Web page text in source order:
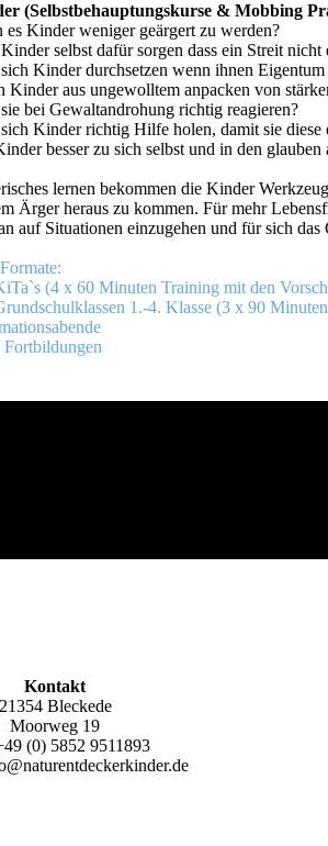
(Selbstbehauptungskurse & Mobbing
es Kinder weniger geärgert zu werden?
selbst dafür sorgen dass ein Streit nicht
Kinder durchsetzen wenn ihnen
Kinder aus ungewolltem anpacken von
bei Gewaltandrohung richtig reagieren?
Kinder richtig Hilfe holen, damit sie diese
besser zu sich selbst und in den glauben
lernen bekommen die Kinder
Ärger heraus zu kommen. Für mehr
auf Situationen einzugehen und für sich
(4 x 60 Minuten Training mit den
1.-4. Klasse (3 x 90
Fortbildungen
Kontakt
21354 Bleckede
Moorweg 19
(0) 5852 9511893